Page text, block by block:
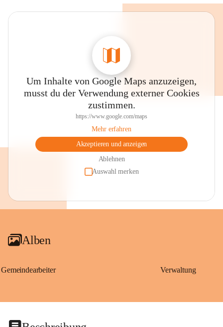
Um Inhalte von Google Maps anzuzeigen,
musst du der Verwendung externer Cookies
zustimmen.
https://www.google.com/maps
Mehr erfahren
Akzeptieren und anzeigen
Ablehnen
Auswahl merken
Alben
Gemeindearbeiter Verwaltung